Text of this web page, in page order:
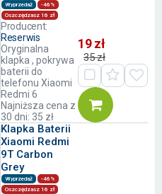
Wyprzedaż
-46%
Oszczędzasz 16 zł
Producent:
Reserwis
Oryginalna
klapka , pokrywa
baterii do
telefonu Xiaomi
Redmi 6
Najniższa cena z
30 dni: 35 zł
19 zł
35 zł
Klapka Baterii
Xiaomi Redmi
9T Carbon
Grey
Wyprzedaż
-46%
Oszczędzasz 16 zł